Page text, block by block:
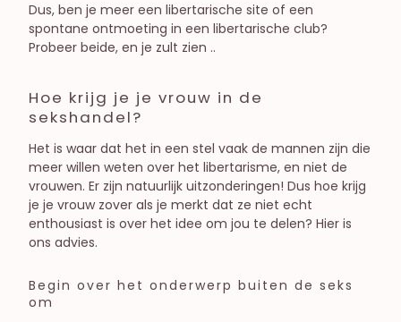
Dus, ben je meer een libertarische site of een
spontane ontmoeting in een libertarische club?
Probeer beide, en je zult zien ..
Hoe krijg je je vrouw in de
sekshandel?
Het is waar dat het in een stel vaak de mannen zijn die
meer willen weten over het libertarisme, en niet de
vrouwen. Er zijn natuurlijk uitzonderingen! Dus hoe krijg
je je vrouw zover als je merkt dat ze niet echt
enthousiast is over het idee om jou te delen? Hier is
ons advies.
Begin over het onderwerp buiten de seks
om